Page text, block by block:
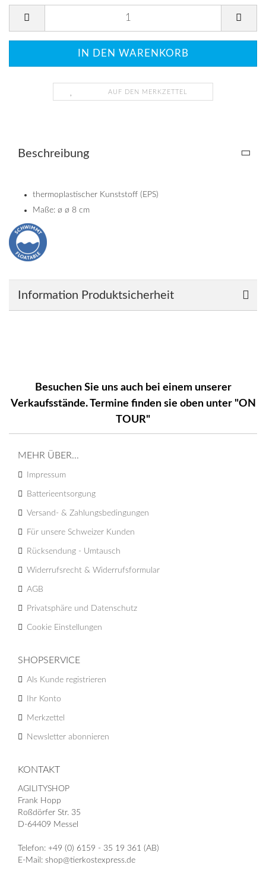
AUF DEN MERKZETTEL
Beschreibung
thermoplastischer Kunststoff (EPS)
Maße: ø ø 8 cm
Information Produktsicherheit
Besuchen Sie uns auch bei einem unserer
Verkaufsstände. Termine finden sie oben unter "ON
TOUR"
MEHR ÜBER...
Impressum
Batterieentsorgung
Versand- & Zahlungsbedingungen
Für unsere Schweizer Kunden
Rücksendung - Umtausch
Widerrufsrecht & Widerrufsformular
AGB
Privatsphäre und Datenschutz
Cookie Einstellungen
SHOPSERVICE
Als Kunde registrieren
Ihr Konto
Merkzettel
Newsletter abonnieren
KONTAKT
AGILITYSHOP
Frank Hopp
Roßdörfer Str. 35
D-64409 Messel
Telefon: +49 (0) 6159 - 35 19 361 (AB)
E-Mail: shop@tierkostexpress.de